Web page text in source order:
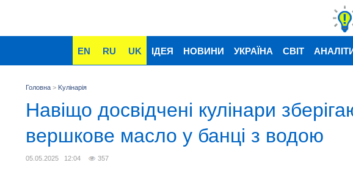
EN RU UK ІДЕЯ НОВИНИ УКРАЇНА СВІТ
Головна > Kулінарія
Навіщо досвідчені кулінари
вершкове масло у банці з водою
05.05.2025 12:04 357